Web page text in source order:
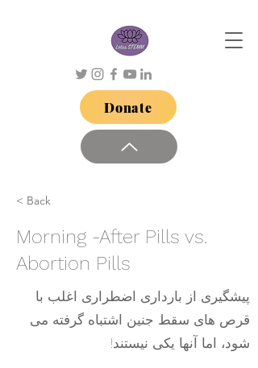
Donate
< Back
Morning -After Pills vs.
Abortion Pills
پیشگیری از بارداری اضطراری اغلب با
قرص های سقط جنین اشتباه گرفته می
شود، اما آنها یکی نیستند!